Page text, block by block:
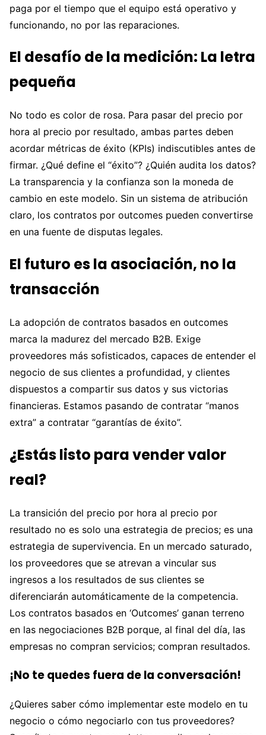
paga por el tiempo que el equipo está operativo y
funcionando, no por las reparaciones.
El desafío de la medición: La letra
pequeña
No todo es color de rosa. Para pasar del precio por
hora al precio por resultado, ambas partes deben
acordar métricas de éxito (KPIs) indiscutibles antes de
firmar. ¿Qué define el “éxito”? ¿Quién audita los datos?
La transparencia y la confianza son la moneda de
cambio en este modelo. Sin un sistema de atribución
claro, los contratos por outcomes pueden convertirse
en una fuente de disputas legales.
El futuro es la asociación, no la
transacción
La adopción de contratos basados en outcomes
marca la madurez del mercado B2B. Exige
proveedores más sofisticados, capaces de entender el
negocio de sus clientes a profundidad, y clientes
dispuestos a compartir sus datos y sus victorias
financieras. Estamos pasando de contratar “manos
extra” a contratar “garantías de éxito”.
¿Estás listo para vender valor
real?
La transición del precio por hora al precio por
resultado no es solo una estrategia de precios; es una
estrategia de supervivencia. En un mercado saturado,
los proveedores que se atrevan a vincular sus
ingresos a los resultados de sus clientes se
diferenciarán automáticamente de la competencia.
Los contratos basados en ‘Outcomes’ ganan terreno
en las negociaciones B2B porque, al final del día, las
empresas no compran servicios; compran resultados.
¡No te quedes fuera de la conversación!
¿Quieres saber cómo implementar este modelo en tu
negocio o cómo negociarlo con tus proveedores?